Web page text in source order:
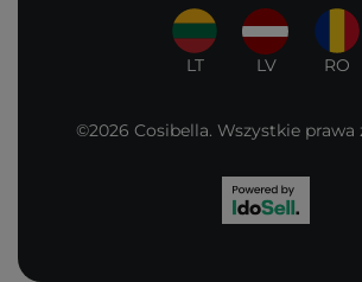
LT LV RO
©2026 Cosibella. Wszystkie prawa